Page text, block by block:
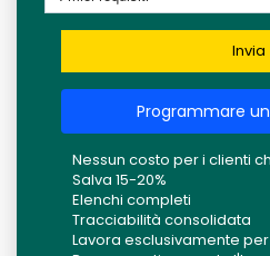
Invia
Programmare
Nessun costo per i clienti
Salva 15-20%
Elenchi completi
Tracciabilità consolidata
Lavora esclusivamente